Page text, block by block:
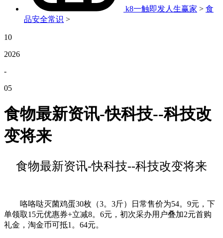
k8一触即发人生赢家 > 食
品安全常识 >
10
2026
-
05
食物最新资讯-快科技--科技改
变将来
食物最新资讯-快科技--科技改变将来
咯咯哒灭菌鸡蛋30枚（3。3斤）日常售价为54。9元，下
单领取15元优惠券+立减8。6元，初次采办用户叠加2元首购
礼金，淘金币可抵1。64元。